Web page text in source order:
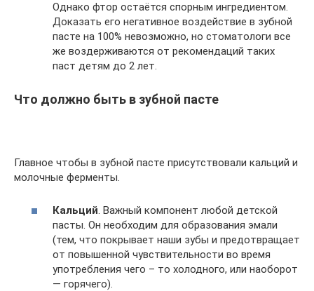
Однако фтор остаётся спорным ингредиентом.
Доказать его негативное воздействие в зубной
пасте на 100% невозможно, но стоматологи все
же воздерживаются от рекомендаций таких
паст детям до 2 лет.
Что должно быть в зубной пасте
Главное чтобы в зубной пасте присутствовали кальций и
молочные ферменты.
Кальций . Важный компонент любой детской
пасты. Он необходим для образования эмали
(тем, что покрывает наши зубы и предотвращает
от повышенной чувствительности во время
употребления чего – то холодного, или наоборот
— горячего).